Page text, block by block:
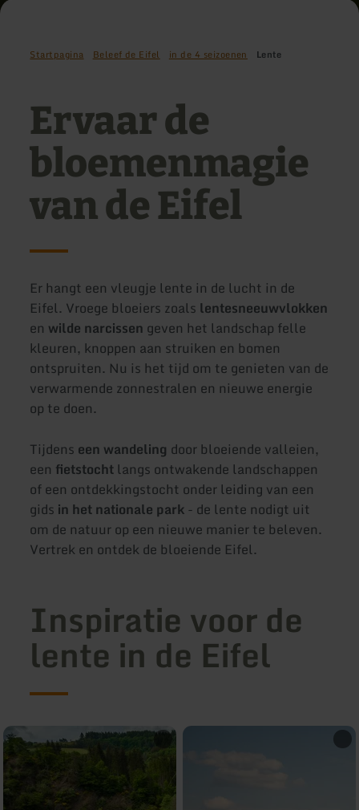
Startpagina Beleef de Eifel in de 4 seizoenen Lente
Ervaar de
bloemenmagie
van de Eifel
Er hangt een vleugje lente in de lucht in de
Eifel. Vroege bloeiers zoals lentesneeuwvlokken
en wilde narcissen geven het landschap felle
kleuren, knoppen aan struiken en bomen
ontspruiten. Nu is het tijd om te genieten van de
verwarmende zonnestralen en nieuwe energie
op te doen.
Tijdens een wandeling door bloeiende valleien,
een fietstocht langs ontwakende landschappen
of een ontdekkingstocht onder leiding van een
gids in het nationale park- de lente nodigt uit
om de natuur op een nieuwe manier te beleven.
Vertrek en ontdek de bloeiende Eifel.
Inspiratie voor de
lente in de Eifel